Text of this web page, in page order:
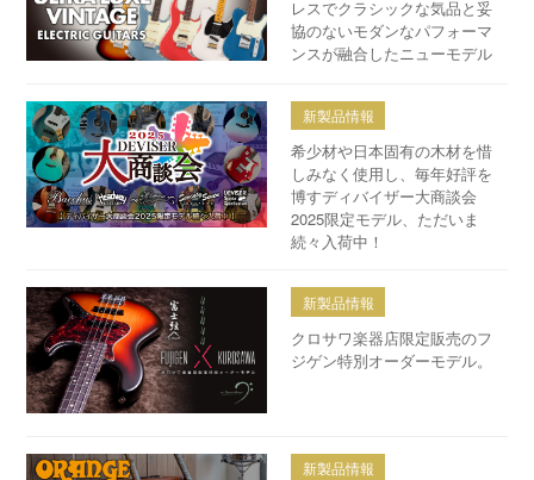
レスでクラシックな気品と妥
協のないモダンなパフォーマ
ンスが融合したニューモデル
新製品情報
希少材や日本固有の木材を惜
しみなく使用し、毎年好評を
博すディバイザー大商談会
2025限定モデル、ただいま
続々入荷中！
新製品情報
クロサワ楽器店限定販売のフ
ジゲン特別オーダーモデル。
新製品情報